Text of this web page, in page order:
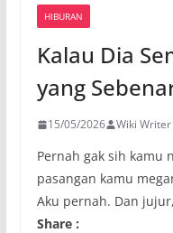
HIBURAN
Kalau Dia
yang
15/05/2026 Wiki Writer
Pernah gak sih kamu
pasangan kamu
Aku pernah. Dan
Share :